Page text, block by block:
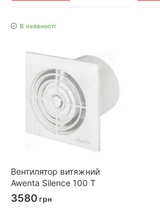
В наявності
Вентилятор витяжний
Awenta Silence 100 T
3580 грн